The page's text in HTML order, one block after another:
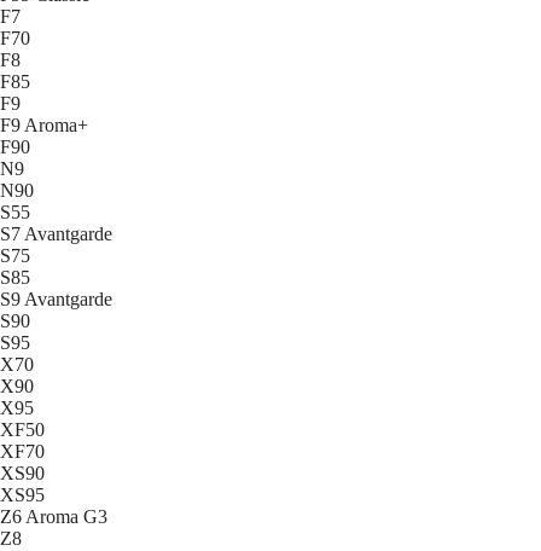
F7
F70
F8
F85
F9
F9 Aroma+
F90
N9
N90
S55
S7 Avantgarde
S75
S85
S9 Avantgarde
S90
S95
X70
X90
X95
XF50
XF70
XS90
XS95
Z6 Aroma G3
Z8